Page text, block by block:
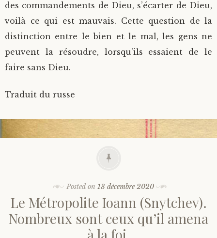
des commandements de Dieu, s’écarter de Dieu,
voilà ce qui est mauvais. Cette question de la
distinction entre le bien et le mal, les gens ne
peuvent la résoudre, lorsqu’ils essaient de le
faire sans Dieu.
Traduit du russe
Posted on 13 décembre 2020
Le Métropolite Ioann (Snytchev).
Nombreux sont ceux qu’il amena